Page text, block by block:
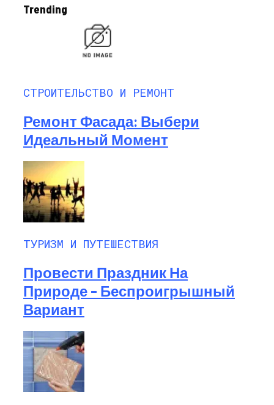
Trending
СТРОИТЕЛЬСТВО И РЕМОНТ
Ремонт Фасада: Выбери
Идеальный Момент
ТУРИЗМ И ПУТЕШЕСТВИЯ
Провести Праздник На
Природе – Беспроигрышный
Вариант